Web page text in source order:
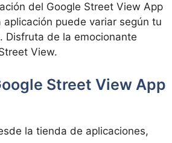
del Google Street View App
puede variar según tu
Disfruta de la emocionante
View.
Street View App
la tienda de aplicaciones,